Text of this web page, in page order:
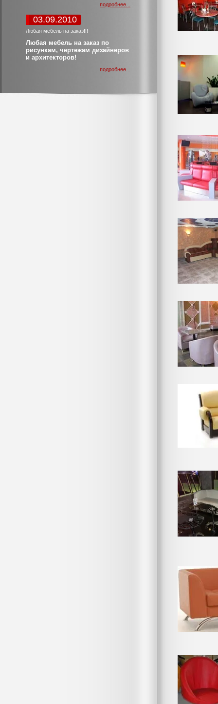
подробнее...
03.09.2010
Любая мебель на заказ!!!
Любая мебель на заказ по
рисункам, чертежам дизайнеров
и архитекторов!
подробнее...